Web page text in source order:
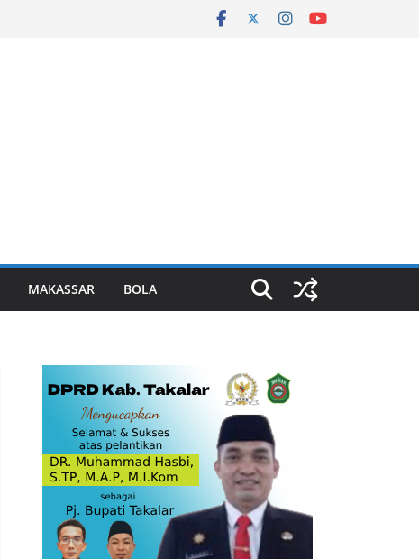
MAKASSAR BOLA